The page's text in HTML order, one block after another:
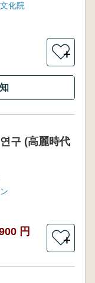
化院
＋
구 (高麗時代
円
＋